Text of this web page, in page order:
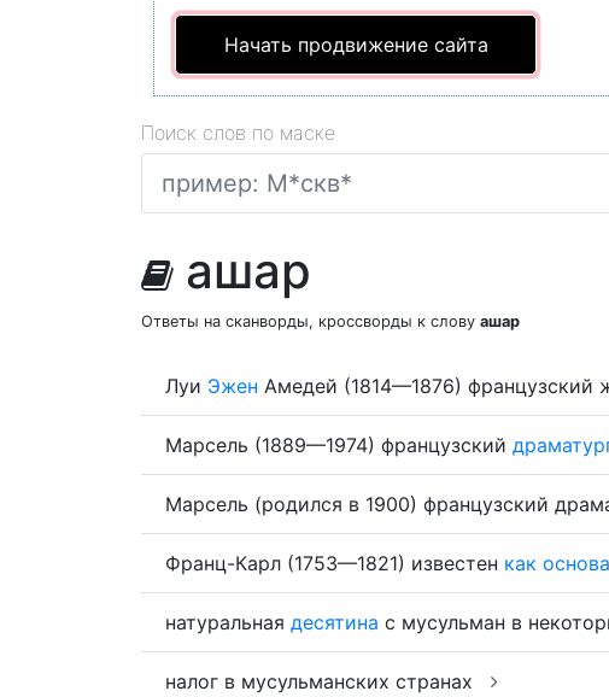
Начать продвижение сайта
Поиск слов по маске
ашар
Ответы на сканворды, кроссворды к слову ашар
Луи Эжен Амедей (1814—1876) французский
Марсель (1889—1974) французский
Марсель (родился в 1900) французский
Франц-Карл (1753—1821) известен как
натуральная десятина с мусульман в
налог в мусульманских странах